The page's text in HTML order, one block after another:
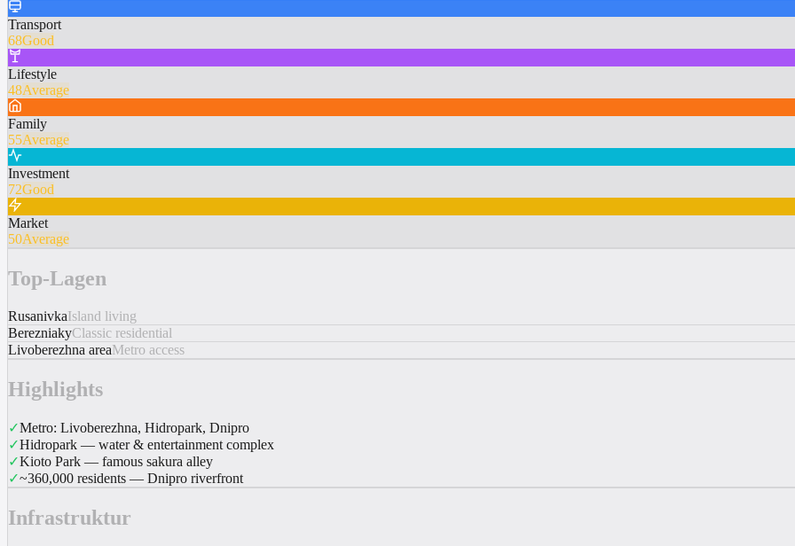
Transport
68Good
Lifestyle
48Average
Family
55Average
Investment
72Good
Market
50Average
Top-Lagen
RusanivkaIsland living
BerezniakyClassic residential
Livoberezhna areaMetro access
Highlights
✓Metro: Livoberezhna, Hidropark, Dnipro
✓Hidropark — water & entertainment complex
✓Kioto Park — famous sakura alley
✓~360,000 residents — Dnipro riverfront
Infrastruktur